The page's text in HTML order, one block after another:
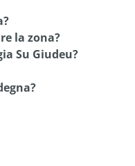
la zona?
Su Giudeu?